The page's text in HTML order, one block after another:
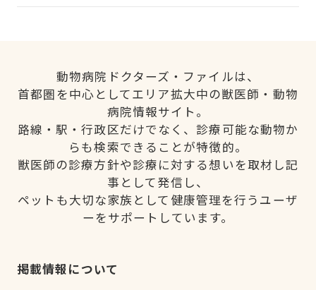
動物病院ドクターズ・ファイルは、
首都圏を中心としてエリア拡大中の獣医師・動物
病院情報サイト。
路線・駅・行政区だけでなく、診療可能な動物か
らも検索できることが特徴的。
獣医師の診療方針や診療に対する想いを取材し記
事として発信し、
ペットも大切な家族として健康管理を行うユーザ
ーをサポートしています。
掲載情報について